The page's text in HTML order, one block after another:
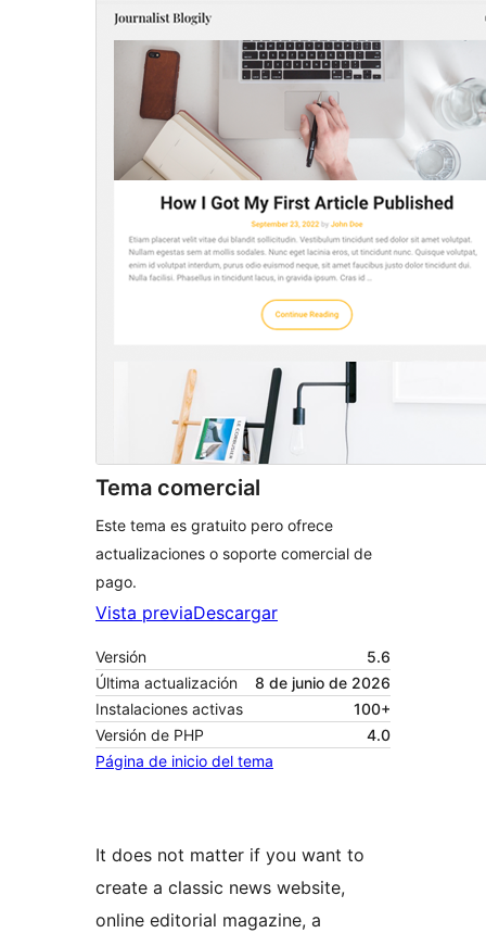
Tema comercial
Este tema es gratuito pero ofrece
actualizaciones o soporte comercial de
pago.
Vista previaDescargar
Versión
5.6
Última actualización
8 de junio de 2026
Instalaciones activas
100+
Versión de PHP
4.0
Página de inicio del tema
It does not matter if you want to
create a classic news website,
online editorial magazine, a